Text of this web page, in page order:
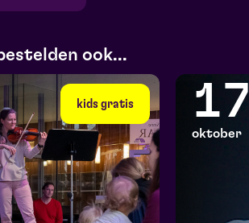
ook...
kids gratis 17
oktober